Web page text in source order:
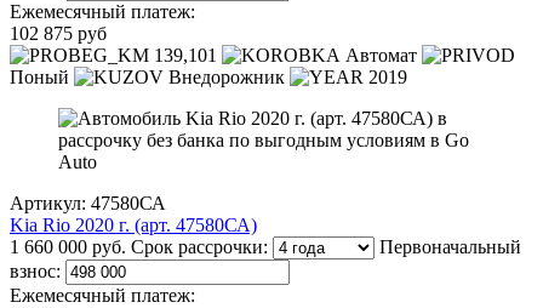
Ежемесячный платеж:
102 875 руб
139,101
Автомат
Поный
Внедорожник 2019
Артикул: 47580СА
Kia Rio 2020 г. (арт. 47580СА)
1 660 000 руб. Срок рассрочки:
Первоначальный
взнос:
Ежемесячный платеж: